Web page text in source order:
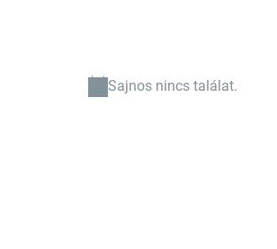
Notice
Sajnos nincs találat.